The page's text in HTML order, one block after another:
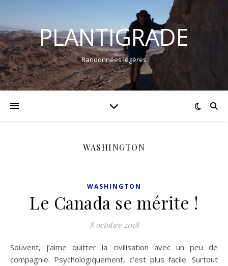
PLANTIGRADE
Randonnées légères
WASHINGTON
WASHINGTON
Le Canada se mérite !
8 octobre 2018
Souvent, j’aime quitter la civilisation avec un peu de
compagnie. Psychologiquement, c’est plus facile. Surtout